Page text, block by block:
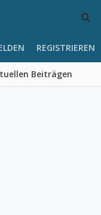
Beiträgen
REGISTRIEREN